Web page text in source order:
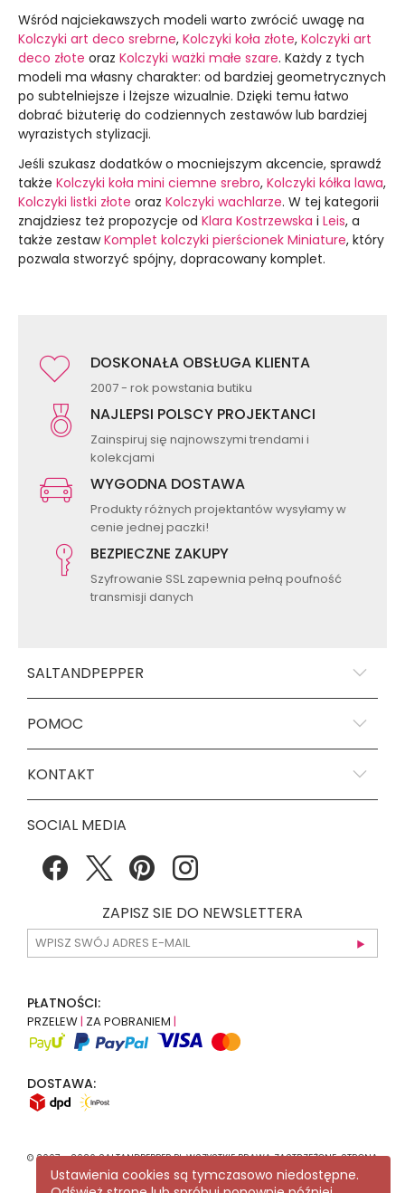
Wśród najciekawszych modeli warto zwrócić uwagę na
Kolczyki art deco srebrne, Kolczyki koła złote, Kolczyki art
deco złote oraz Kolczyki ważki małe szare. Każdy z tych
modeli ma własny charakter: od bardziej geometrycznych
po subtelniejsze i lżejsze wizualnie. Dzięki temu łatwo
dobrać biżuterię do codziennych zestawów lub bardziej
wyrazistych stylizacji.
Jeśli szukasz dodatków o mocniejszym akcencie, sprawdź
także Kolczyki koła mini ciemne srebro, Kolczyki kółka lawa,
Kolczyki listki złote oraz Kolczyki wachlarze. W tej kategorii
znajdziesz też propozycje od Klara Kostrzewska i Leis, a
także zestawKomplet kolczyki pierścionek Miniature, który
pozwala stworzyć spójny, dopracowany komplet.
DOSKONAŁA OBSŁUGA KLIENTA
2007 - rok powstania butiku
NAJLEPSI POLSCY PROJEKTANCI
Zainspiruj się najnowszymi trendami i
kolekcjami
WYGODNA DOSTAWA
Produkty różnych projektantów wysyłamy w
cenie jednej paczki!
BEZPIECZNE ZAKUPY
Szyfrowanie SSL zapewnia pełną poufność
transmisji danych
SALTANDPEPPER
POMOC
KONTAKT
SOCIAL MEDIA
ZAPISZ SIE DO NEWSLETTERA
PŁATNOŚCI:
PRZELEW| ZA POBRANIEM |
DOSTAWA:
© 2007 - 2026 SALTANDPEPPER.PL WSZYSTKIE PRAWA ZASTRZEŻONE. STRONA
KORZYSTA Z RECAPTCHA .POLITYKA PRYWATNOŚCIGOOGLE MA
ZASTOSOWANIE.
Ustawienia cookies są tymczasowo niedostępne.